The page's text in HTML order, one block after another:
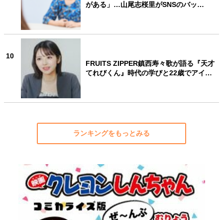
がある」…山尾志桜里がSNSのバッ…
10
FRUITS ZIPPER鎮西寿々歌が語る『天才
てれびくん』時代の学びと22歳でアイ…
ランキングをもっとみる